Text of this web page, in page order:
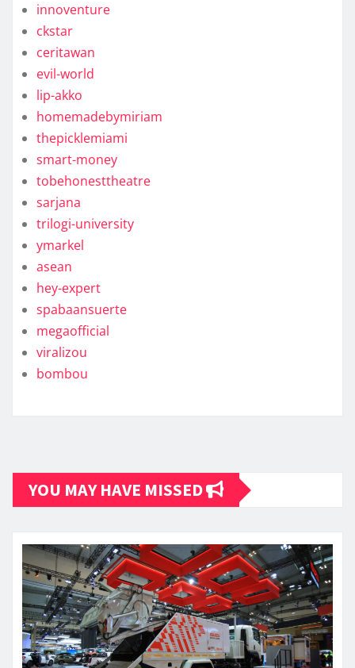
innoventure
ckstar
ceritawan
evil-world
lip-akko
homemadebymiriam
thepicklemiami
smart-money
tobehonesttheatre
sarjana
trilogi-university
ymarkel
asean
hey-expert
spabaansuerte
megaofficial
viralizou
bombou
YOU MAY HAVE MISSED